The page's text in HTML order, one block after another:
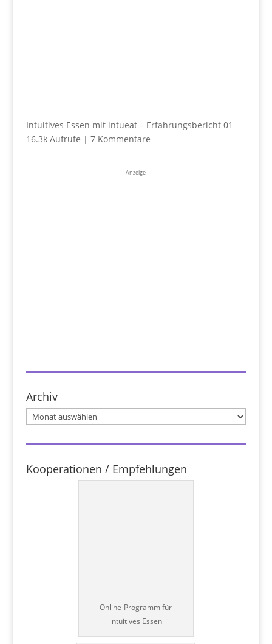
Intuitives Essen mit intueat – Erfahrungsbericht 01
16.3k Aufrufe | 7 Kommentare
Anzeige
Archiv
Archiv
Kooperationen / Empfehlungen
Online-Programm für
intuitives Essen